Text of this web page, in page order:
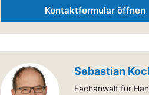
Kontaktformular öffnen
Sebastian
Fachanwalt für